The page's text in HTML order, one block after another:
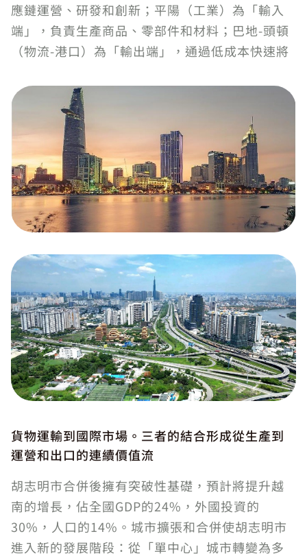
應鏈運營、研發和創新；平陽（工業）為「輸入
端」，負責生產商品、零部件和材料；巴地-頭頓
（物流-港口）為「輸出端」，通過低成本快速將
貨物運輸到國際市場。三者的結合形成從生產到
運營和出口的連續價值流
胡志明市合併後擁有突破性基礎，預計將提升越
南的增長，佔全國GDP的24%，外國投資的
30%，人口的14%。城市擴張和合併使胡志明市
進入新的發展階段：從「單中心」城市轉變為多